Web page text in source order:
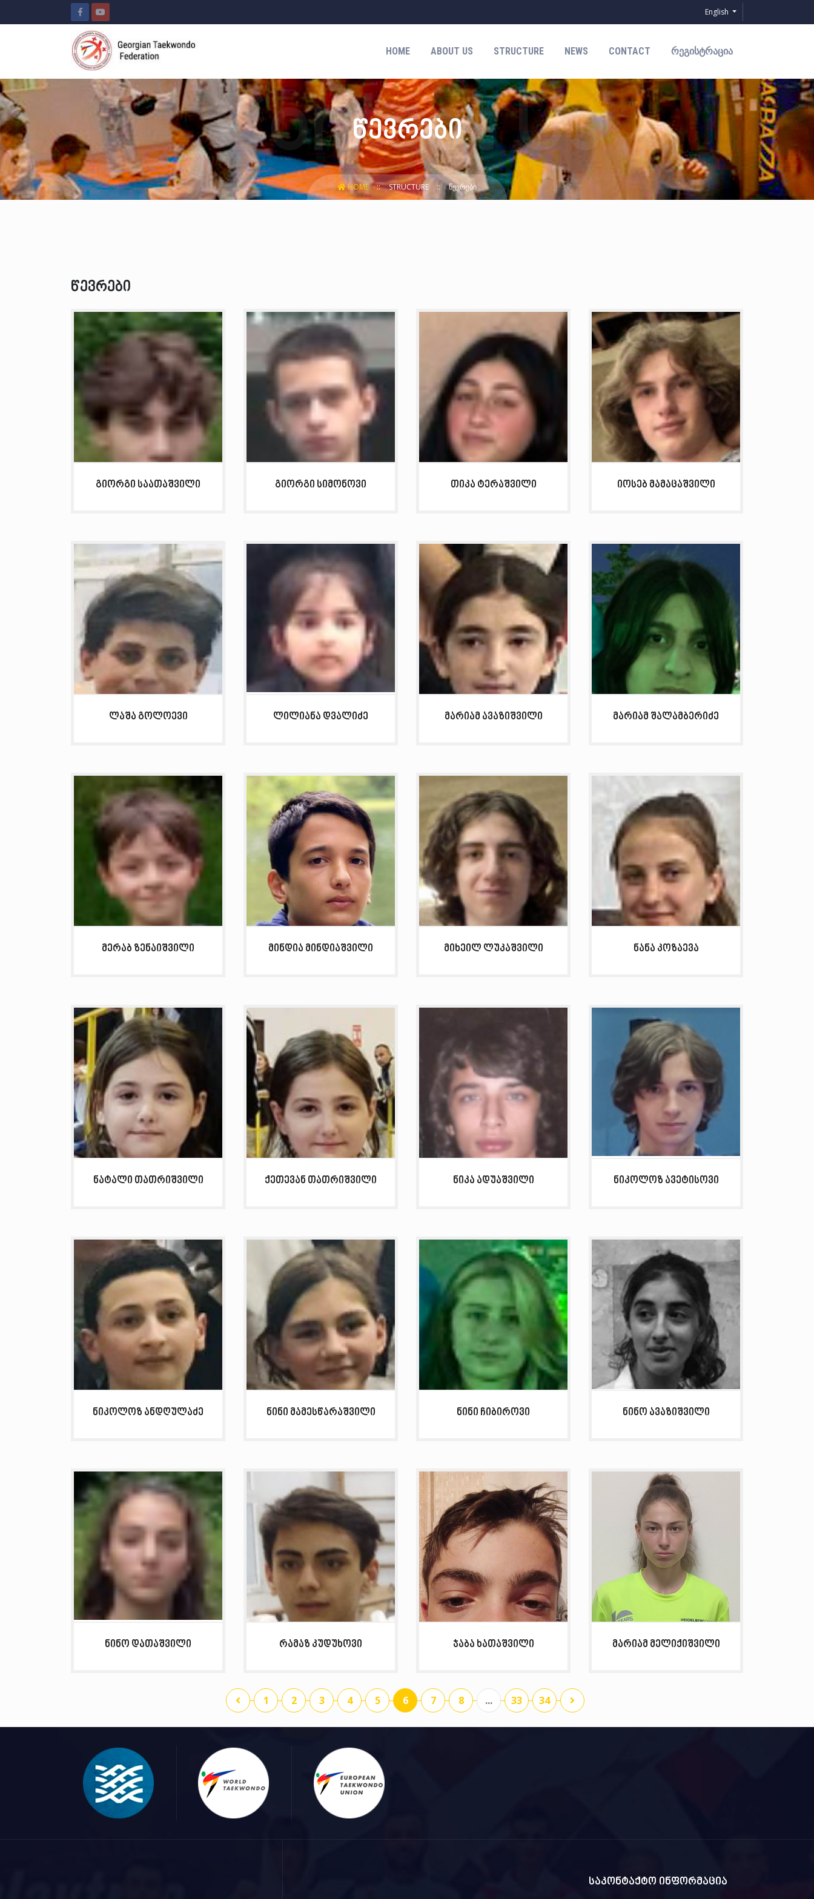
English
HOME ABOUT US STRUCTURE NEWS CONTACT ᲠᲔᲒᲘᲡᲢᲠᲐᲪᲘᲐ
წევრები
HOME STRUCTURE ᲬᲔᲕᲠᲔᲑᲘ
წევრები
გიორგი საათაშვილი გიორგი სიმონოვი თიკა ტერაშვილი იოსებ მამაცაშვილი
ლაშა გოლოევი ლილიანა დვალიძე მარიამ ავაზიშვილი მარიამ შალამბერიძე
მერაბ ზენაიშვილი მინდია მინდიაშვილი მიხეილ ლუკაშვილი ნანა კოზაევა
ნატალი თათრიშვილი ქეთევან თათრიშვილი ნიკა ადუაშვილი ნიკოლოზ ავეტისოვი
ნიკოლოზ ანდღულაძე ნინი მამესწარაშვილი ნინი ჩიბიროვი ნინო ავაზიშვილი
ნინო დათაშვილი რამაზ კუდუხოვი ჯაბა ხათაშვილი მარიამ მელიქიშვილი
1 2 3 4 5 6 7 8 ... 33 34
საკონტაქტო ინფორმაცია